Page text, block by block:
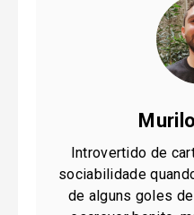
Introvertido de
sociabilidade
de alguns goles